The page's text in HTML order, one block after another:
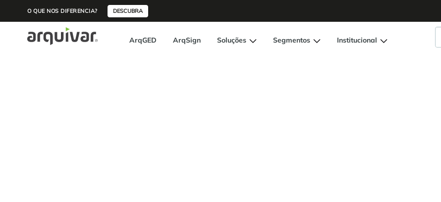
O QUE NOS DIFERENCIA? DESCUBRA
ArqGED ArqSign Soluções Segmentos Institucional